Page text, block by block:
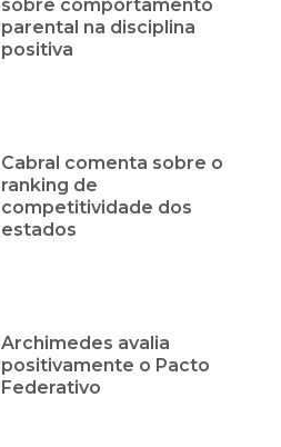
sobre comportamento
parental na disciplina
positiva
Cabral comenta sobre o
ranking de
competitividade dos
estados
Archimedes avalia
positivamente o Pacto
Federativo